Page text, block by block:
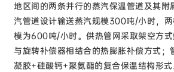
地区间的两条并行的蒸汽保温管道及其附
汽管道设计输送蒸汽规模300吨/小时，
模为600吨/小时。供热管网采取架空方
与旋转补偿器相结合的热膨胀补偿方式；
凝胶+硅酸钙+聚氨酯的复合保温结构形